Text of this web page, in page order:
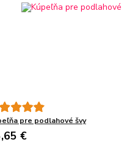
pre podlahové švy
€